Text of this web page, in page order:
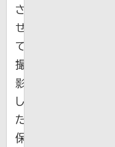
さ
せ
て
撮
影
し
た
保